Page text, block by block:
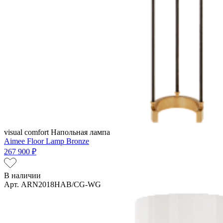
visual comfort Напольная лампа
Aimee Floor Lamp Bronze
267 900 ₽
В наличии
Арт. ARN2018HAB/CG-WG